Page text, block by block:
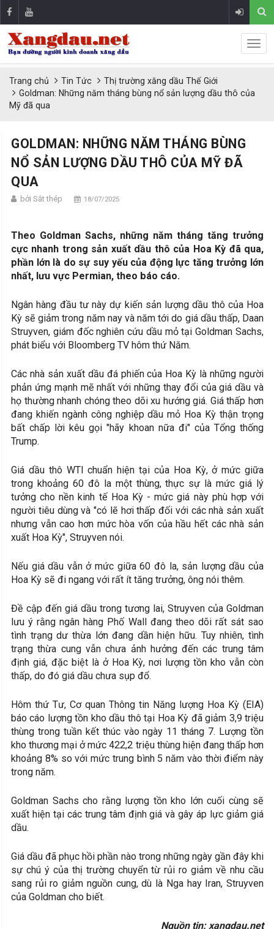
Trang chủ Tin Tức
Thị trường xăng dầu Thế Giới
Goldman: Những năm tháng bùng nổ sản lượng dầu thô của
Mỹ đã qua
GOLDMAN: NHỮNG NĂM THÁNG BÙNG
NỔ SẢN LƯỢNG DẦU THÔ CỦA MỸ ĐÃ
QUA
bởi Sắt thép 18/07/2025
Theo Goldman Sachs, những năm tháng tăng trưởng
cực nhanh trong sản xuất dầu thô của Hoa Kỳ đã qua,
phần lớn là do sự suy yếu của động lực tăng trưởng lớn
nhất, lưu vực Permian, theo báo cáo.
Ngân hàng đầu tư này dự kiến sản lượng dầu thô của Hoa
Kỳ sẽ giảm trong năm nay và năm tới do giá dầu thấp, Daan
Struyven, giám đốc nghiên cứu dầu mỏ tại Goldman Sachs,
phát biểu với Bloomberg TV hôm thứ Năm.
Các nhà sản xuất dầu đá phiến của Hoa Kỳ là những người
phản ứng mạnh mẽ nhất với những thay đổi của giá dầu và
họ thường nhanh chóng theo dõi xu hướng giá. Giá thấp hơn
đang khiến ngành công nghiệp dầu mỏ Hoa Kỳ thận trọng
bất chấp lời kêu gọi "hãy khoan nữa đi" của Tổng thống
Trump.
Giá dầu thô WTI chuẩn hiện tại của Hoa Kỳ, ở mức giữa
trong khoảng 60 đô la một thùng, thực sự là mức giá lý
tưởng cho nền kinh tế Hoa Kỳ - mức giá này phù hợp với
người tiêu dùng và "có lẽ hơi thấp đối với các nhà sản xuất
nhưng vẫn cao hơn mức hòa vốn của hầu hết các nhà sản
xuất Hoa Kỳ", Struyven nói.
Nếu giá dầu vẫn ở mức giữa 60 đô la, sản lượng dầu của
Hoa Kỳ sẽ đi ngang với rất ít tăng trưởng, ông nói thêm.
Đề cập đến giá dầu trong tương lai, Struyven của Goldman
lưu ý rằng ngân hàng Phố Wall đang theo dõi rất sát sao
tình trạng dư thừa lớn đang dần hiện hữu. Tuy nhiên, tình
trạng thừa cung vẫn chưa ảnh hưởng đến các trung tâm
định giá, đặc biệt là ở Hoa Kỳ, nơi lượng tồn kho vẫn còn
thấp, do đó giá dầu chưa sụp đổ.
Hôm thứ Tư, Cơ quan Thông tin Năng lượng Hoa Kỳ (EIA)
báo cáo lượng tồn kho dầu thô tại Hoa Kỳ đã giảm 3,9 triệu
thùng trong tuần kết thúc vào ngày 11 tháng 7. Lượng tồn
kho thương mại ở mức 422,2 triệu thùng hiện đang thấp hơn
khoảng 8% so với mức trung bình 5 năm vào thời điểm này
trong năm.
Goldman Sachs cho rằng lượng tồn kho lớn cuối cùng sẽ
xuất hiện tại các trung tâm định giá và gây áp lực giảm giá
dầu.
Giá dầu đã phục hồi phần nào trong những ngày gần đây khi
sự chú ý của thị trường chuyển từ rủi ro giảm về nhu cầu
sang rủi ro giảm nguồn cung, dù là Nga hay Iran, Struyven
của Goldman cho biết.
Nguồn tin: xangdau.net